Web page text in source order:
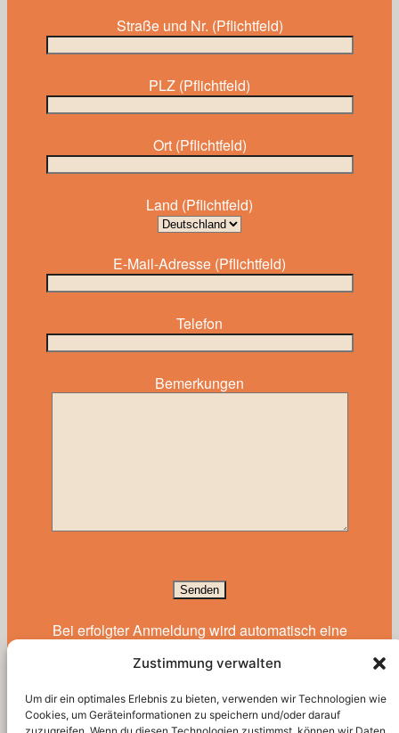
Zustimmung verwalten
Um dir ein optimales Erlebnis zu bieten, verwenden wir Technologien wie
Cookies, um Geräteinformationen zu speichern und/oder darauf
Straße und Nr. (Pflichtfeld)
PLZ (Pflichtfeld)
Ort (Pflichtfeld)
Land (Pflichtfeld)
E-Mail-Adresse (Pflichtfeld)
Telefon
Bemerkungen
Bitte lasse dieses Feld leer.
Bei erfolgter Anmeldung wird automatisch eine
zurück